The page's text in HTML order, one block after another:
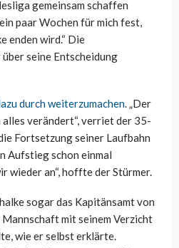
gemeinsam schaffen
paar Wochen für mich fest,
enden wird.“ Die
seine Entscheidung
durch weiterzumachen. „Der
verändert“, verriet der 35-
Fortsetzung seiner Laufbahn
Aufstieg schon einmal
an“, hoffte der Stürmer.
sogar das Kapitänsamt von
mit seinem Verzicht
wie er selbst erklärte.